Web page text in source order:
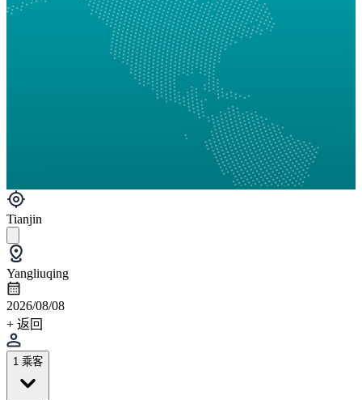
Tianjin
Yangliuqing
2026/08/08
+ 返回
1 乘客